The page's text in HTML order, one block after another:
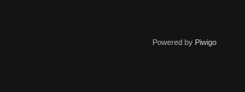
Powered by Piwigo